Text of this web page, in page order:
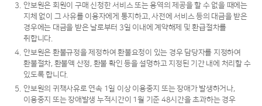
3.
안보원은 회원이 구매 신청한 서비스 또는 용역의 제공을 할 수 없을 때에는
지체 없이 그 사유를 이용자에게 통지하고, 사전에 서비스 등의 대금을 받은
경우에는 대금을 받은 날로부터 3일 이내에 계약해제 및 환급절차를
취합니다.
4. 안보원은 환불규정을 제정하여 환불요청이 있는 경우 담당자를 지정하여
환불절차, 환불액 산정, 환불 확인 등을 설명하고 지정된 기간 내에 처리할 수
있도록 합니다.
5.
안보원의 귀책사유로 연속 1일 이상 이용중지 또는 장애가 발생하거나,
이용중지 또는 장애발생 누적시간이 1월 기준 48시간을 초과하는 경우